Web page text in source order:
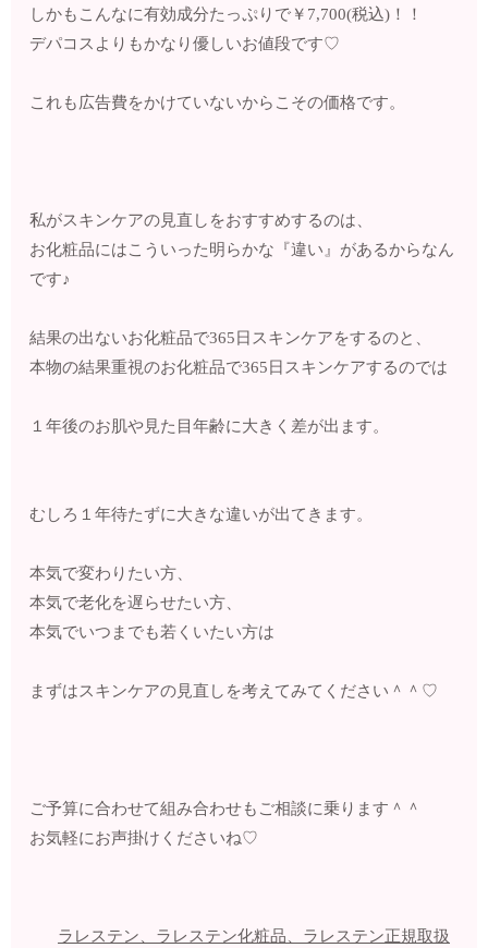
しかもこんなに有効成分たっぷりで￥7,700(税込)！！
デパコスよりもかなり優しいお値段です♡
これも広告費をかけていないからこその価格です。
私がスキンケアの見直しをおすすめするのは、
お化粧品にはこういった明らかな『違い』があるからなん
です♪
結果の出ないお化粧品で365日スキンケアをするのと、
本物の結果重視のお化粧品で365日スキンケアするのでは
１年後のお肌や見た目年齢に大きく差が出ます。
むしろ１年待たずに大きな違いが出てきます。
本気で変わりたい方、
本気で老化を遅らせたい方、
本気でいつまでも若くいたい方は
まずはスキンケアの見直しを考えてみてください＾＾♡
ご予算に合わせて組み合わせもご相談に乗ります＾＾
お気軽にお声掛けくださいね♡
ラレステン、ラレステン化粧品、ラレステン正規取扱